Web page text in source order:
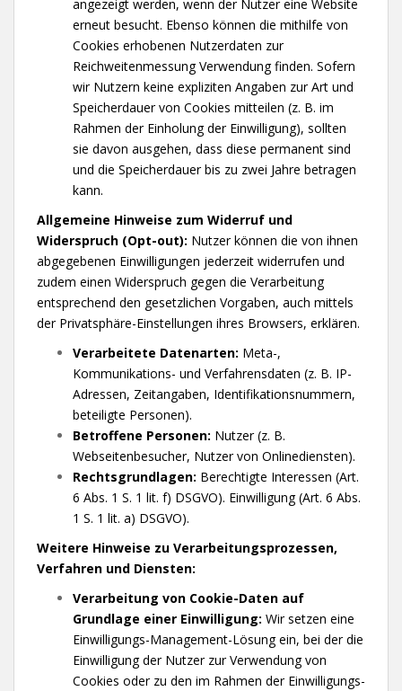
angezeigt werden, wenn der Nutzer eine Website
erneut besucht. Ebenso können die mithilfe von
Cookies erhobenen Nutzerdaten zur
Reichweitenmessung Verwendung finden. Sofern
wir Nutzern keine expliziten Angaben zur Art und
Speicherdauer von Cookies mitteilen (z. B. im
Rahmen der Einholung der Einwilligung), sollten
sie davon ausgehen, dass diese permanent sind
und die Speicherdauer bis zu zwei Jahre betragen
kann.
Allgemeine Hinweise zum Widerruf und
Widerspruch (Opt-out): Nutzer können die von ihnen
abgegebenen Einwilligungen jederzeit widerrufen und
zudem einen Widerspruch gegen die Verarbeitung
entsprechend den gesetzlichen Vorgaben, auch mittels
der Privatsphäre-Einstellungen ihres Browsers, erklären.
Verarbeitete Datenarten: Meta-,
Kommunikations- und Verfahrensdaten (z. B. IP-
Adressen, Zeitangaben, Identifikationsnummern,
beteiligte Personen).
Betroffene Personen: Nutzer (z. B.
Webseitenbesucher, Nutzer von Onlinediensten).
Rechtsgrundlagen: Berechtigte Interessen (Art.
6 Abs. 1 S. 1 lit. f) DSGVO). Einwilligung (Art. 6 Abs.
1 S. 1 lit. a) DSGVO).
Weitere Hinweise zu Verarbeitungsprozessen,
Verfahren und Diensten:
Verarbeitung von Cookie-Daten auf
Grundlage einer Einwilligung: Wir setzen eine
Einwilligungs-Management-Lösung ein, bei der die
Einwilligung der Nutzer zur Verwendung von
Cookies oder zu den im Rahmen der Einwilligungs-